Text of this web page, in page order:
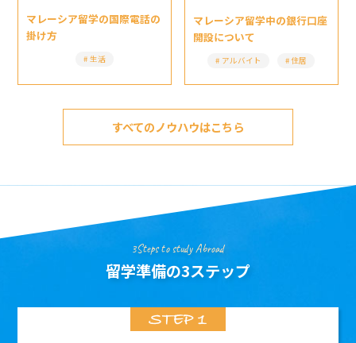
マレーシア留学の国際電話の
掛け方
生活
マレーシア留学中の銀行口座
開設について
アルバイト 住居
すべてのノウハウはこちら
3Steps to study Abroad
留学準備の3ステップ